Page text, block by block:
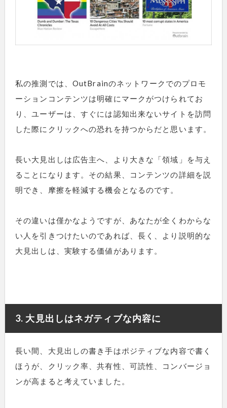
私の推測では、OutBrainのネットワークでのプロモ
ーションコンテンツは明確にマークがつけられてお
り、ユーザーは、すぐには認知出来ないサイトを訪問
した際にクリックへの恐れを持つからだと思います。
長い大見出しは広告主へ、より大きな「領域」を与え
ることになります。その結果、コンテンツの詳細を説
明でき、摩擦を軽減する機会となるのです。
その違いは僅かなようですが、あなたが全くわからな
い人を引きつけたいのであれば、長く、より説明的な
大見出しは、実験する価値があります。
3. 大見出しはネガティブな内容に
長い間、大見出しの書き手はポジティブな内容で書く
ほうが、クリック率、共有性、可読性、コンバージョ
ンが高まると考えていました。